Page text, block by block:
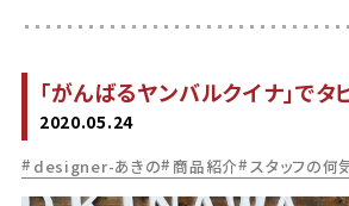
「がんばるヤンバルクイナ」で
2020.05.24
designer-あきの 商品紹介 スタッフの何